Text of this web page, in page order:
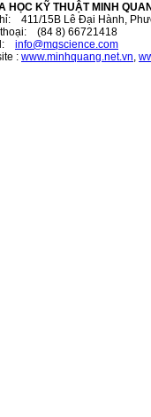
HỌC KỸ THUẬT MINH
411/15B Lê Đại Hành,
(84 8) 66721418
info@mqscience.com
: www.minhquang.net.vn,